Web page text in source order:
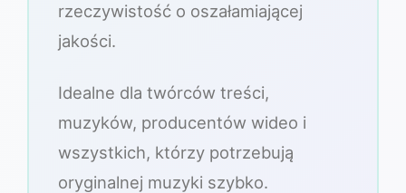
rzeczywistość o oszałamiającej
jakości.
Idealne dla twórców treści,
muzyków, producentów wideo i
wszystkich, którzy potrzebują
oryginalnej muzyki szybko.